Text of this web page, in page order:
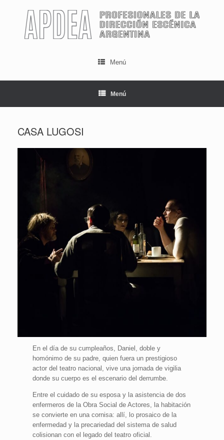
contenido
Menú
Menú
CASA LUGOSI
En el día de su cumpleaños, Daniel, doble y
homónimo de su padre, quien fuera un prestigioso
actor del teatro nacional, vive una jornada de vigilia
donde su cuerpo es el escenario del derrumbe.
Entre el cuidado de su esposa y la asistencia de dos
enfermeros de la Obra Social de Actores, la habitación
se convierte en una cornisa: allí, lo prosaico de la
enfermedad y la precariedad del sistema de salud
colisionan con el legado del teatro oficial.